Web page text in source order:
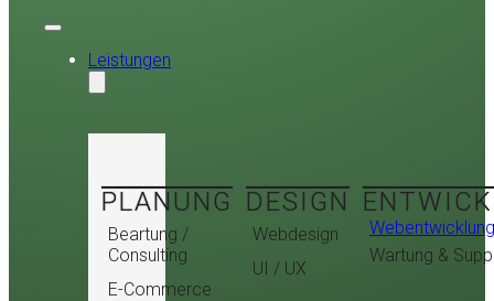
Leistungen
PLANUNG
Beartung /
Consulting
E-Commerce
DESIGN
Webdesign
UI / UX
Webentwicklung
Wartung &